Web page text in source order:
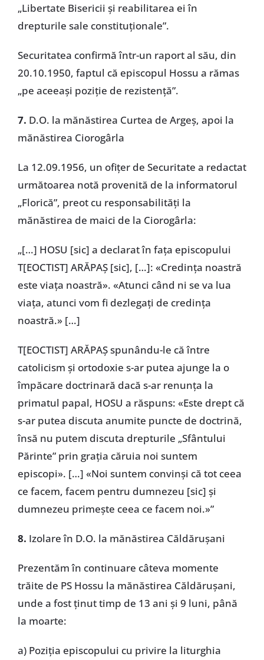
„Libertate Bisericii și reabilitarea ei în
drepturile sale constituționale”.
Securitatea confirmă într-un raport al său, din
20.10.1950, faptul că episcopul Hossu a rămas
„pe aceeași poziție de rezistență”.
7. D.O. la mănăstirea Curtea de Argeș, apoi la
mănăstirea Ciorogârla
La 12.09.1956, un ofițer de Securitate a redactat
următoarea notă provenită de la informatorul
„Florică”, preot cu responsabilități la
mănăstirea de maici de la Ciorogârla:
„[…] HOSU [sic] a declarat în fața episcopului
T[EOCTIST] ARĂPAȘ [sic], […]: «Credința noastră
este viața noastră». «Atunci când ni se va lua
viața, atunci vom fi dezlegați de credința
noastră.» […]
T[EOCTIST] ARĂPAȘ spunându-le că între
catolicism și ortodoxie s-ar putea ajunge la o
împăcare doctrinară dacă s-ar renunța la
primatul papal, HOSU a răspuns: «Este drept că
s-ar putea discuta anumite puncte de doctrină,
însă nu putem discuta drepturile „Sfântului
Părinte” prin grația căruia noi suntem
episcopi». […] «Noi suntem convinși că tot ceea
ce facem, facem pentru dumnezeu [sic] și
dumnezeu primește ceea ce facem noi.»”
8. Izolare în D.O. la mănăstirea Căldărușani
Prezentăm în continuare câteva momente
trăite de PS Hossu la mănăstirea Căldărușani,
unde a fost ținut timp de 13 ani și 9 luni, până
la moarte:
a) Poziția episcopului cu privire la liturghia